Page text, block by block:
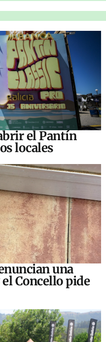
el Pantín
locales
una
el Concello pide